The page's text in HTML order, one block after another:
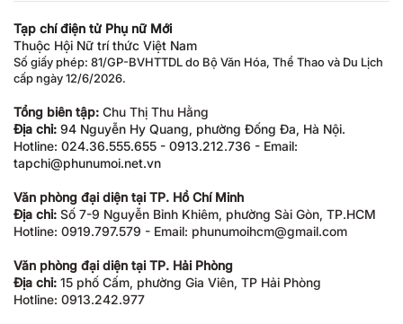
Tạp chí điện tử Phụ nữ Mới
Thuộc Hội Nữ trí thức Việt Nam
Số giấy phép: 81/GP-BVHTTDL do Bộ Văn Hóa, Thể Thao và Du Lịch
cấp ngày 12/6/2026.
Tổng biên tập: Chu Thị Thu Hằng
Địa chỉ: 94 Nguyễn Hy Quang, phường Đống Đa, Hà Nội.
Hotline: 024.36.555.655 - 0913.212.736 - Email:
tapchi@phunumoi.net.vn
Văn phòng đại diện tại TP. Hồ Chí Minh
Địa chỉ: Số 7-9 Nguyễn Bỉnh Khiêm, phường Sài Gòn, TP.HCM
Hotline: 0919.797.579 - Email: phunumoihcm@gmail.com
Văn phòng đại diện tại TP. Hải Phòng
Địa chỉ: 15 phố Cấm, phường Gia Viên, TP Hải Phòng
Hotline: 0913.242.977